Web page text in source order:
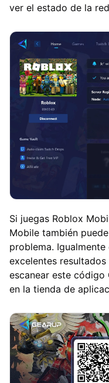
ver el estado de la
Si juegas Roblox
Mobile también
problema.
excelentes
escanear este código
en la tienda de